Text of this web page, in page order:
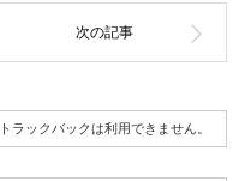
トラックバックは利用できません。